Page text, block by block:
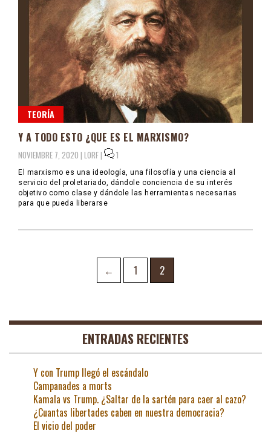
TEORÍA
Y A TODO ESTO ¿QUE ES EL MARXISMO?
NOVIEMBRE 7, 2020 | LORF| 1
El marxismo es una ideología, una filosofía y una ciencia al
servicio del proletariado, dándole conciencia de su interés
objetivo como clase y dándole las herramientas necesarias
para que pueda liberarse
← Page
1 Page
2
ENTRADAS RECIENTES
Y con Trump llegó el escándalo
Campanades a morts
Kamala vs Trump. ¿Saltar de la sartén para caer al cazo?
¿Cuantas libertades caben en nuestra democracia?
El vicio del poder